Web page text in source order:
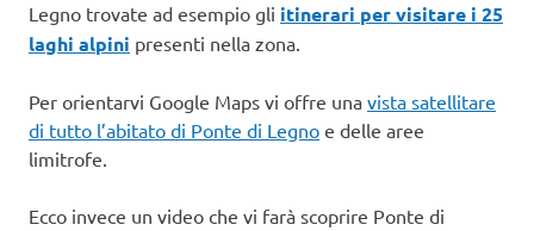
Legno trovate ad esempio gli itinerari per visitare i 25
laghi alpini presenti nella zona.
Per orientarvi Google Maps vi offre una vista satellitare
di tutto l’abitato di Ponte di Legno e delle aree
limitrofe.
Ecco invece un video che vi farà scoprire Ponte di